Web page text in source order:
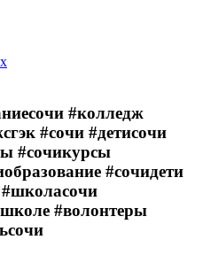
#колледж
#сочи #детисочи
#сочикурсы
#сочидети
#школасочи
#волонтеры